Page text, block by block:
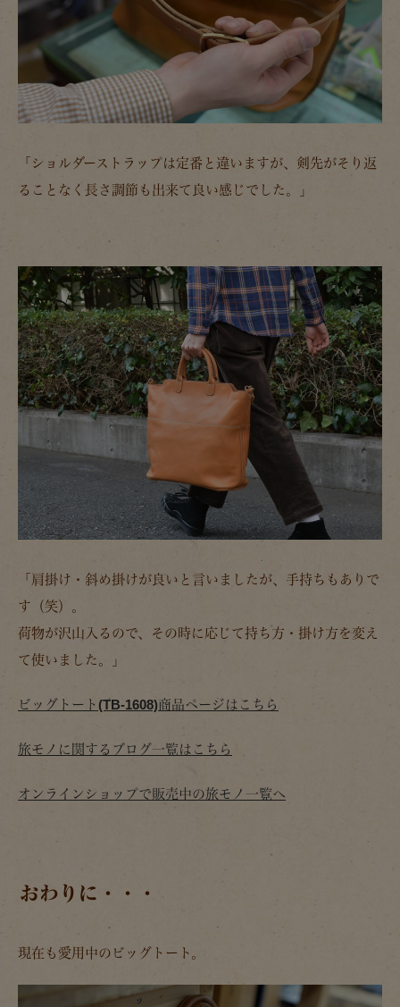
「ショルダーストラップは定番と違いますが、剣先がそり返
ることなく長さ調節も出来て良い感じでした。」
「肩掛け・斜め掛けが良いと言いましたが、手持ちもありで
す（笑）。
荷物が沢山入るので、その時に応じて持ち方・掛け方を変え
て使いました。」
ビッグトート(TB-1608)商品ページはこちら
旅モノに関するブログ一覧はこちら
オンラインショップで販売中の旅モノ一覧へ
おわりに・・・
現在も愛用中のビッグトート。